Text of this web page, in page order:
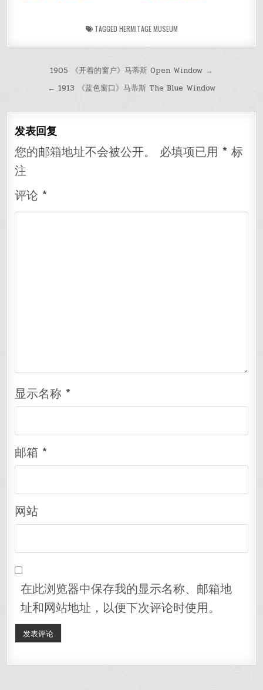
TAGGED HERMITAGE MUSEUM
航
1905 《开着的窗户》马蒂斯 Open Window →
← 1913 《蓝色窗口》马蒂斯 The Blue Window
发表回复
您的邮箱地址不会被公开。 必填项已用* 标
注
评论*
显示名称*
邮箱*
网站
在此浏览器中保存我的显示名称、邮箱地
址和网站地址，以便下次评论时使用。